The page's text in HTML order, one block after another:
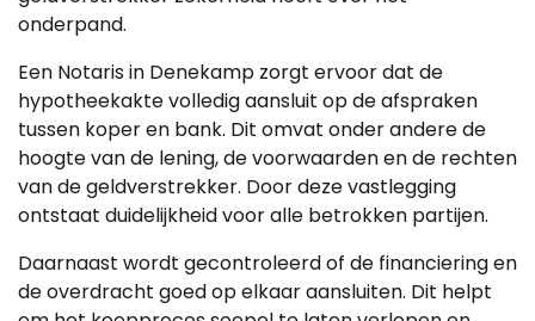
onderpand.
Een Notaris in Denekamp zorgt ervoor dat de
hypotheekakte volledig aansluit op de afspraken
tussen koper en bank. Dit omvat onder andere de
hoogte van de lening, de voorwaarden en de rechten
van de geldverstrekker. Door deze vastlegging
ontstaat duidelijkheid voor alle betrokken partijen.
Daarnaast wordt gecontroleerd of de financiering en
de overdracht goed op elkaar aansluiten. Dit helpt